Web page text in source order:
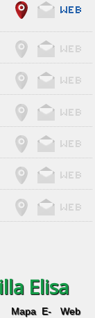
Elisa
Mapa E-
Web